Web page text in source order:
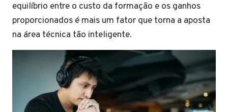
equilíbrio entre o custo da formação e os ganhos
proporcionados é mais um fator que torna a aposta
na área técnica tão inteligente.